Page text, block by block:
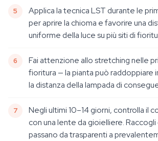
Applica la tecnica LST durante le
per aprire la chioma e favorire una
uniforme della luce su più siti di
Fai attenzione allo stretching nelle
fioritura — la pianta può raddoppiare
la distanza della lampada di
Negli ultimi 10–14 giorni, controlla il
con una lente da gioielliere.
passano da trasparenti a